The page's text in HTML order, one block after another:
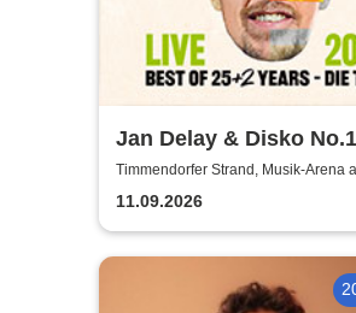
Jan Delay & Disko
of 25 + 2 Years - Die
Timmendorfer Strand, Musik-Arena
11.09.2026